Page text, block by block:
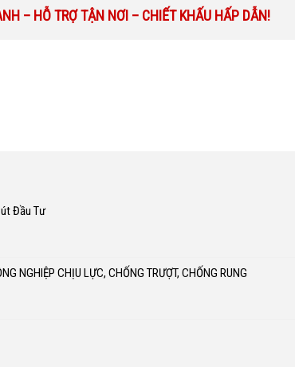
– HỖ TRỢ TẬN NƠI – CHIẾT KHẤU HẤP DẪN!
Đầu Tư
NGHIỆP CHỊU LỰC, CHỐNG TRƯỢT, CHỐNG RUNG